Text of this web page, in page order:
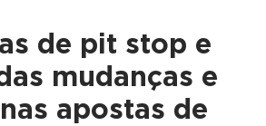
de pit stop e
mudanças e
apostas de